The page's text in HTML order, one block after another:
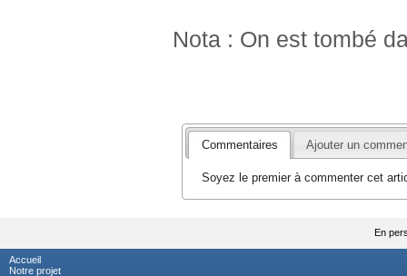
Nota : On est tombé
Commentaires Ajouter un
Soyez le premier à commenter cet
En
Accueil
Notre projet